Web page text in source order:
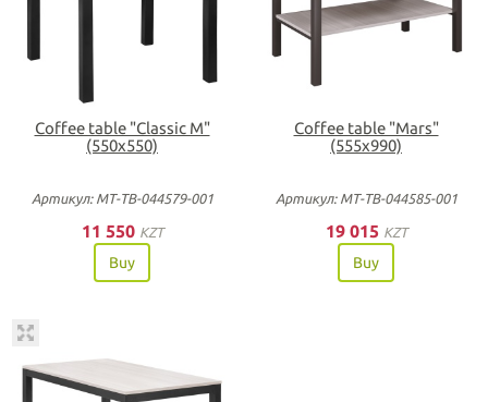
Coffee table "Classic M"
(550х550)
Артикул: МТ-ТВ-044579-001
11 550 KZT
Buy
Coffee table "Mars"
(555х990)
Артикул: МТ-ТВ-044585-001
19 015 KZT
Buy